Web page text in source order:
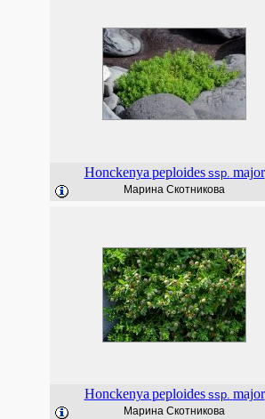
Honckenya peploides ssp. major
Марина Скотникова
Honckenya peploides ssp. major
Марина Скотникова